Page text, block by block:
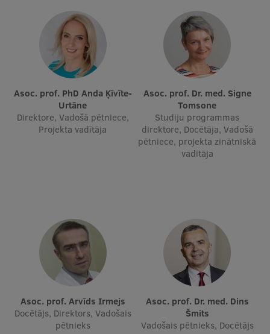
Asoc. prof. PhD Anda Ķīvīte-
Urtāne
Direktore, Vadošā pētniece,
Projekta vadītāja
Asoc. prof. Dr. med. Signe
Tomsone
Studiju programmas
direktore, Docētāja, Vadošā
pētniece, projekta zinātniskā
vadītāja
Asoc. prof. Arvīds Irmejs
Docētājs, Direktors, Vadošais
pētnieks
Asoc. prof. Dr. med. Dins
Šmits
Vadošais pētnieks, Docētājs